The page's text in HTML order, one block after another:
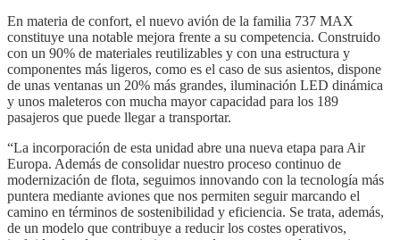
En materia de confort, el nuevo avión de la familia 737 MAX
constituye una notable mejora frente a su competencia. Construido
con un 90% de materiales reutilizables y con una estructura y
componentes más ligeros, como es el caso de sus asientos, dispone
de unas ventanas un 20% más grandes, iluminación LED dinámica
y unos maleteros con mucha mayor capacidad para los 189
pasajeros que puede llegar a transportar.
“La incorporación de esta unidad abre una nueva etapa para Air
Europa. Además de consolidar nuestro proceso continuo de
modernización de flota, seguimos innovando con la tecnología más
puntera mediante aviones que nos permiten seguir marcando el
camino en términos de sostenibilidad y eficiencia. Se trata, además,
de un modelo que contribuye a reducir los costes operativos,